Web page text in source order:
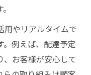
用やリアルタイムで
。例えば、配達予定
、お客様が安心して